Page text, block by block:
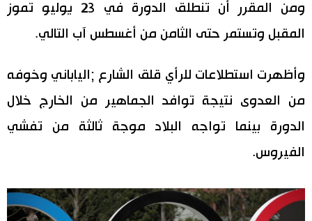
ومن المقرر أن تنطلق الدورة في 23 يوليو تموز
المقبل وتستمر حتى الثامن من أغسطس آب التالي.
وأظهرت استطلاعات للرأي قلق الشارع ;الياباني وخوفه
من العدوى نتيجة توافد الجماهير من الخارج خلال
الدورة بينما تواجه البلاد موجة ثالثة من تفشي
الفيروس.